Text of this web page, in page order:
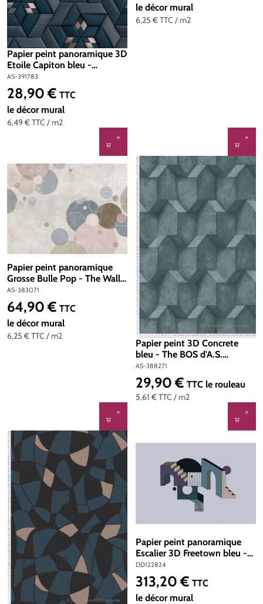
Papier peint panoramique 3D
Etoile Capiton bleu -
Metropolitan Travel Stories
d'A.S. Création | Réf. AS-
391783
AS-391783
6,49 €TTC / m2
Prix régulier :
28,90 € TTC
le décor mural
6,25 €TTC / m2
le décor mural
Papier peint panoramique
Grosse Bulle Pop - The Wall
d'A.S. Création | Réf. AS-
383071
AS-383071
6,25 €TTC / m2
Prix régulier :
64,90 € TTC
le décor mural
Papier peint 3D Concrete
bleu - The BOS d'A.S.
Création | Réf. AS-388271
AS-388271
5,61 €TTC / m2
Prix régulier :
29,90 € TTC le rouleau
Papier peint panoramique
Escalier 3D Freetown bleu -
Référence DD122824 -
Intissé 200g/m2 - 400 x
270 cm
DD122824
Prix régulier :
313,20 € TTC
le décor mural